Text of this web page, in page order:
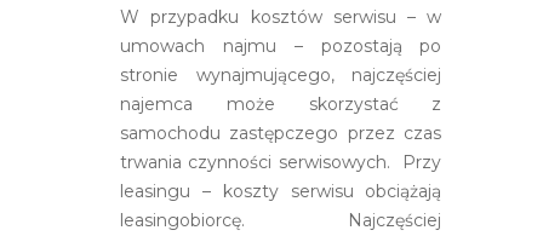
W przypadku kosztów serwisu – w
umowach najmu – pozostają po
stronie wynajmującego, najczęściej
najemca może skorzystać z
samochodu zastępczego przez czas
trwania czynności serwisowych. Przy
leasingu – koszty serwisu obciążają
leasingobiorcę. Najczęściej